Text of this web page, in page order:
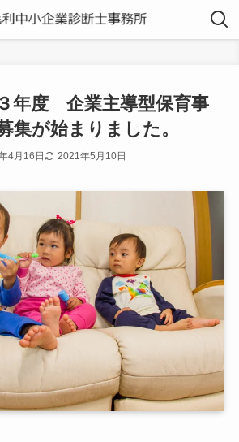
３年度 企業主導型保育事
集が始まりました。
4月16日 2021年5月10日